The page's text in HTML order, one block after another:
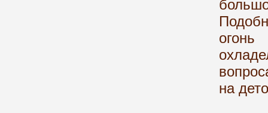
на